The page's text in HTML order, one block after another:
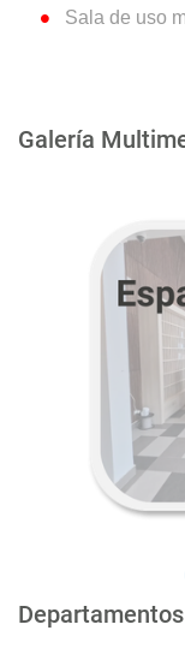
Sala de uso
2 quinchos
Bodega E-
Accesos
Conserjería
Portón
Alarma en
Citofonía
a conserjería
Control de
una app móvil
Equipo
Galería
Departamentos